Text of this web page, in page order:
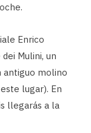
Enrico
Mulini, un
antiguo molino
lugar). En
llegarás a la